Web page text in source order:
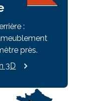
:
près.
3D